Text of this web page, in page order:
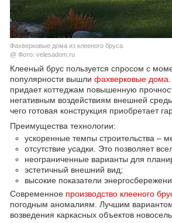
Фахверковые дома из клееного бруса
@ Фото: velesadom.ru
Клееный брус пользуется спросом с
популярности вышли фахверковые дома
придает коттеджам повышенную
негативным воздействиям внешней
чего готовая конструкция приобретает
Преимущества технологии:
ускоренные темпы строительства –
отсутствие усадки. Это позволяет
неограниченные варианты для
эстетичный внешний вид;
высокие показатели
Современное производство клееного
погодным аномалиям. Лучшим
возведения каркасных объектов